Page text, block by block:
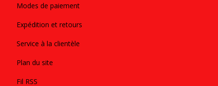
Modes de paiement
Expédition et retours
Service à la clientèle
Plan du site
Fil RSS